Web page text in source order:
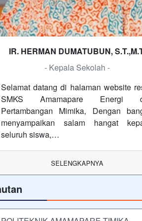
IR. HERMAN DUMATUBUN,
- Kepala Sekolah -
Selamat datang di halaman website
SMKS Amamapare Energi
Pertambangan Mimika, Dengan
menyampaikan salam hangat
seluruh siswa,…
SELENGKAPNYA